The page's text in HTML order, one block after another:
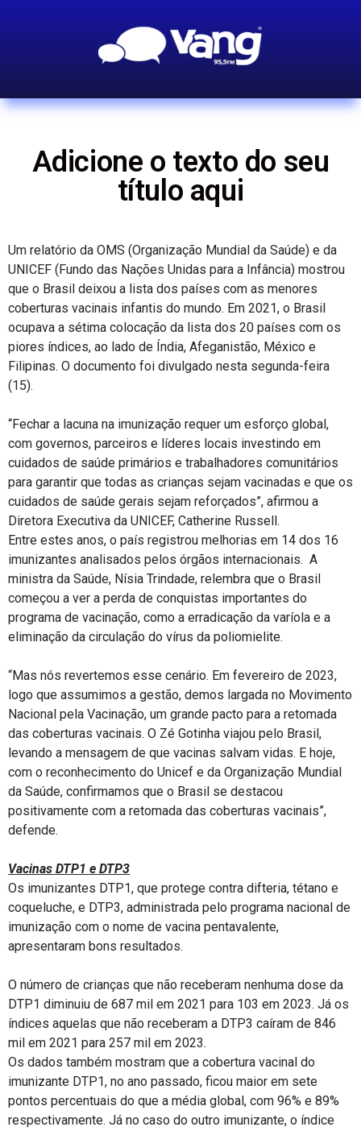
Adicione o texto do seu
título aqui
Um relatório da OMS (Organização Mundial da Saúde) e da
UNICEF (Fundo das Nações Unidas para a Infância) mostrou
que o Brasil deixou a lista dos países com as menores
coberturas vacinais infantis do mundo. Em 2021, o Brasil
ocupava a sétima colocação da lista dos 20 países com os
piores índices, ao lado de Índia, Afeganistão, México e
Filipinas. O documento foi divulgado nesta segunda-feira
(15).
“Fechar a lacuna na imunização requer um esforço global,
com governos, parceiros e líderes locais investindo em
cuidados de saúde primários e trabalhadores comunitários
para garantir que todas as crianças sejam vacinadas e que os
cuidados de saúde gerais sejam reforçados”, afirmou a
Diretora Executiva da UNICEF, Catherine Russell.
Entre estes anos, o país registrou melhorias em 14 dos 16
imunizantes analisados pelos órgãos internacionais. A
ministra da Saúde, Nísia Trindade, relembra que o Brasil
começou a ver a perda de conquistas importantes do
programa de vacinação, como a erradicação da varíola e a
eliminação da circulação do vírus da poliomielite.
“Mas nós revertemos esse cenário. Em fevereiro de 2023,
logo que assumimos a gestão, demos largada no Movimento
Nacional pela Vacinação, um grande pacto para a retomada
das coberturas vacinais. O Zé Gotinha viajou pelo Brasil,
levando a mensagem de que vacinas salvam vidas. E hoje,
com o reconhecimento do Unicef e da Organização Mundial
da Saúde, confirmamos que o Brasil se destacou
positivamente com a retomada das coberturas vacinais”,
defende.
Vacinas DTP1 e DTP3
Os imunizantes DTP1, que protege contra difteria, tétano e
coqueluche, e DTP3, administrada pelo programa nacional de
imunização com o nome de vacina pentavalente,
apresentaram bons resultados.
O número de crianças que não receberam nenhuma dose da
DTP1 diminuiu de 687 mil em 2021 para 103 em 2023. Já os
índices aquelas que não receberam a DTP3 caíram de 846
mil em 2021 para 257 mil em 2023.
Os dados também mostram que a cobertura vacinal do
imunizante DTP1, no ano passado, ficou maior em sete
pontos percentuais do que a média global, com 96% e 89%
respectivamente. Já no caso do outro imunizante, o índice